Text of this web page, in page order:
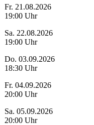
Fr. 21.08.2026
19:00 Uhr
Sa. 22.08.2026
19:00 Uhr
Do. 03.09.2026
18:30 Uhr
Fr. 04.09.2026
20:00 Uhr
Sa. 05.09.2026
20:00 Uhr